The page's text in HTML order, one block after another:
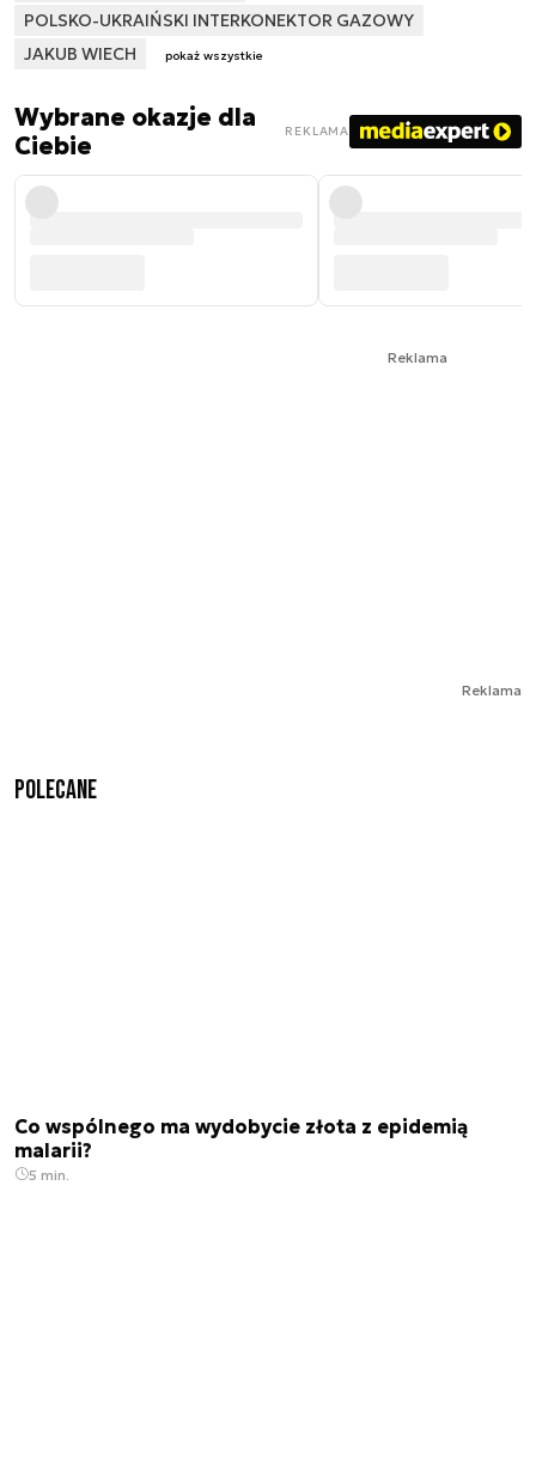
POLSKO-UKRAIŃSKI INTERKONEKTOR GAZOWY
JAKUB WIECH
pokaż wszystkie
Wybrane okazje dla
Ciebie
REKLAMA
Reklama
Reklama
Polecane
Co wspólnego ma wydobycie złota z epidemią
malarii?
5 min.